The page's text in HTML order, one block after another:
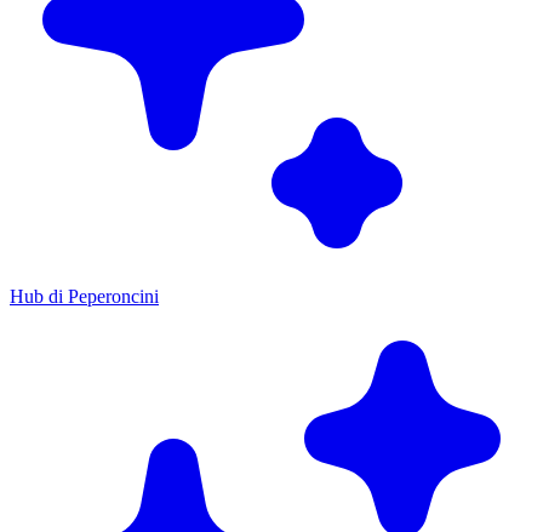
Hub di Peperoncini